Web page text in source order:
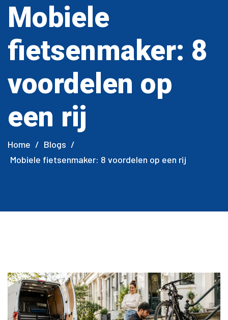
Mobiele
fietsenmaker: 8
voordelen op
een rij
Home / Blogs /
Mobiele fietsenmaker: 8 voordelen op een rij